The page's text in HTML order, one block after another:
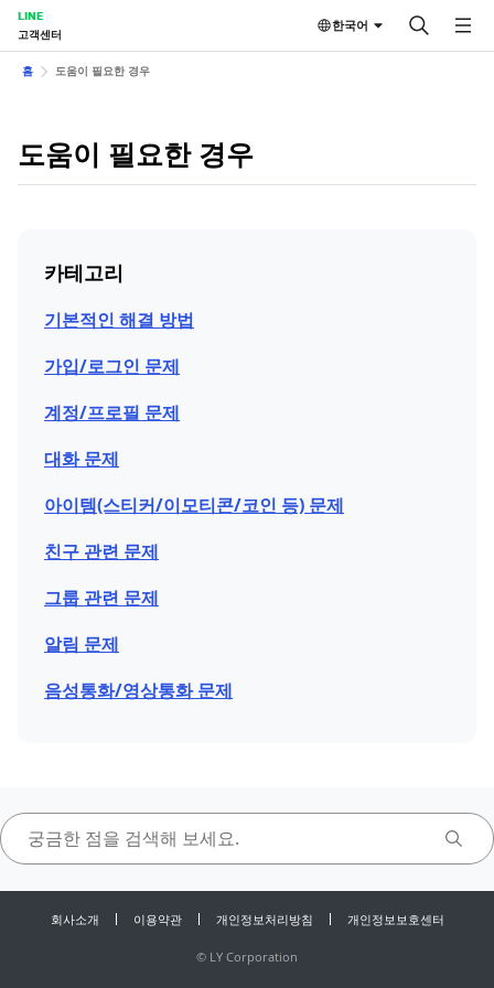
LINE
고객센터
한국어
홈 도움이 필요한 경우
도움이 필요한 경우
카테고리
기본적인 해결 방법
가입/로그인 문제
계정/프로필 문제
대화 문제
아이템(스티커/이모티콘/코인 등) 문제
친구 관련 문제
그룹 관련 문제
알림 문제
음성통화/영상통화 문제
회사소개 이용약관 개인정보처리방침 개인정보보호센터
© LY Corporation